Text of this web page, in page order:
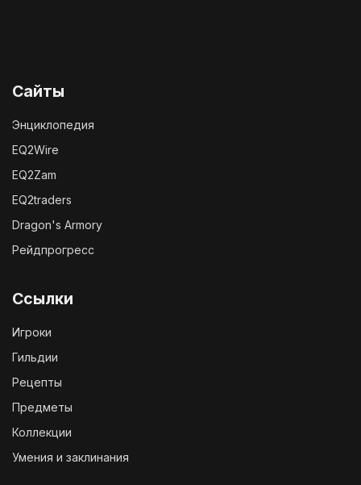
Сайты
Энциклопедия
EQ2Wire
EQ2Zam
EQ2traders
Dragon's Armory
Рейдпрогресс
Ссылки
Игроки
Гильдии
Рецепты
Предметы
Коллекции
Умения и заклинания